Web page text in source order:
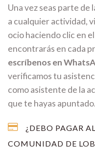
Una vez seas parte
a cualquier actividad,
ocio haciendo clic en
encontrarás en cada
escríbenos en
verificamos tu
como asistente de la
que te hayas apuntado.
¿DEBO PAGAR
COMUNIDAD DE